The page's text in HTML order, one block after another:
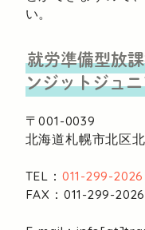
い。
就労準備型放
ンジットジュ
〒001-0039
北海道札幌市北区
TEL： 011-299-2026
FAX：011-299-2026